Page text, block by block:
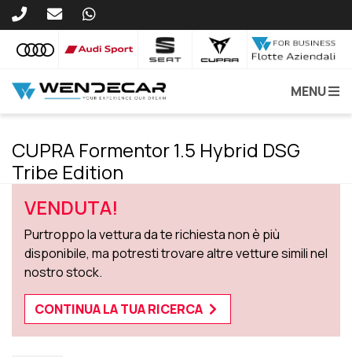
MENU
CUPRA Formentor 1.5 Hybrid DSG
Tribe Edition
VENDUTA!
Purtroppo la vettura da te richiesta non è più
disponibile, ma potresti trovare altre vetture simili nel
nostro stock.
CONTINUA LA TUA RICERCA